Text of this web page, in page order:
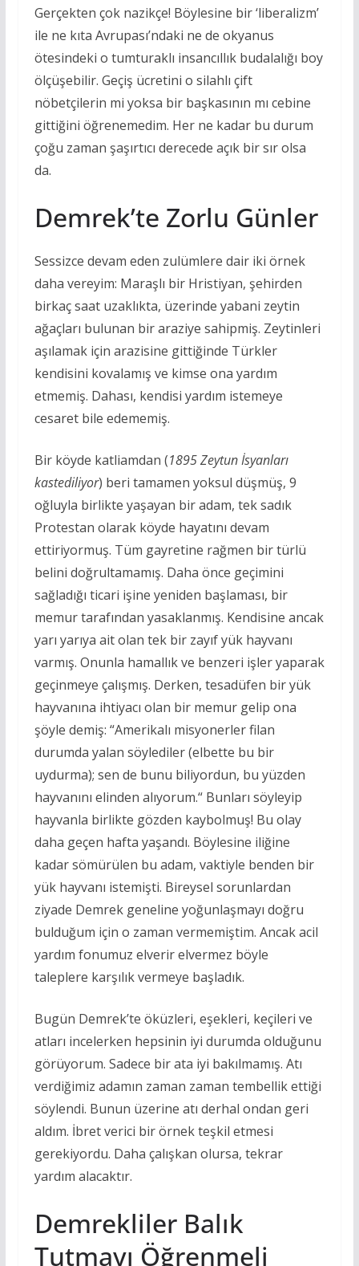
Gerçekten çok nazikçe! Böylesine bir ‘liberalizm’
ile ne kıta Avrupası’ndaki ne de okyanus
ötesindeki o tumturaklı insancıllık budalalığı boy
ölçüşebilir. Geçiş ücretini o silahlı çift
nöbetçilerin mi yoksa bir başkasının mı cebine
gittiğini öğrenemedim. Her ne kadar bu durum
çoğu zaman şaşırtıcı derecede açık bir sır olsa
da.
Demrek’te Zorlu Günler
Sessizce devam eden zulümlere dair iki örnek
daha vereyim: Maraşlı bir Hristiyan, şehirden
birkaç saat uzaklıkta, üzerinde yabani zeytin
ağaçları bulunan bir araziye sahipmiş. Zeytinleri
aşılamak için arazisine gittiğinde Türkler
kendisini kovalamış ve kimse ona yardım
etmemiş. Dahası, kendisi yardım istemeye
cesaret bile edememiş.
Bir köyde katliamdan (1895 Zeytun İsyanları
kastediliyor) beri tamamen yoksul düşmüş, 9
oğluyla birlikte yaşayan bir adam, tek sadık
Protestan olarak köyde hayatını devam
ettiriyormuş. Tüm gayretine rağmen bir türlü
belini doğrultamamış. Daha önce geçimini
sağladığı ticari işine yeniden başlaması, bir
memur tarafından yasaklanmış. Kendisine ancak
yarı yarıya ait olan tek bir zayıf yük hayvanı
varmış. Onunla hamallık ve benzeri işler yaparak
geçinmeye çalışmış. Derken, tesadüfen bir yük
hayvanına ihtiyacı olan bir memur gelip ona
şöyle demiş: “Amerikalı misyonerler filan
durumda yalan söylediler (elbette bu bir
uydurma); sen de bunu biliyordun, bu yüzden
hayvanını elinden alıyorum.“ Bunları söyleyip
hayvanla birlikte gözden kaybolmuş! Bu olay
daha geçen hafta yaşandı. Böylesine iliğine
kadar sömürülen bu adam, vaktiyle benden bir
yük hayvanı istemişti. Bireysel sorunlardan
ziyade Demrek geneline yoğunlaşmayı doğru
bulduğum için o zaman vermemiştim. Ancak acil
yardım fonumuz elverir elvermez böyle
taleplere karşılık vermeye başladık.
Bugün Demrek’te öküzleri, eşekleri, keçileri ve
atları incelerken hepsinin iyi durumda olduğunu
görüyorum. Sadece bir ata iyi bakılmamış. Atı
verdiğimiz adamın zaman zaman tembellik ettiği
söylendi. Bunun üzerine atı derhal ondan geri
aldım. İbret verici bir örnek teşkil etmesi
gerekiyordu. Daha çalışkan olursa, tekrar
yardım alacaktır.
Demrekliler Balık
Tutmayı Öğrenmeli